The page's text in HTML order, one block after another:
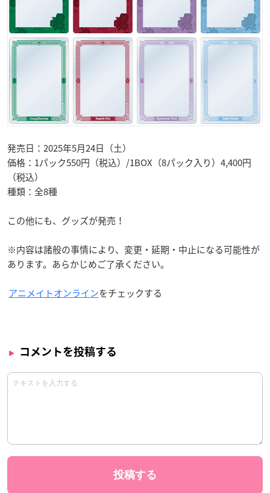
発売日：2025年5月24日（土）
価格：1パック550円（税込）/1BOX（8パック入り）4,400円
（税込）
種類：全8種
この他にも、グッズが発売！
※内容は諸般の事情により、変更・延期・中止になる可能性が
あります。あらかじめご了承ください。
アニメイトオンラインをチェックする
コメントを投稿する